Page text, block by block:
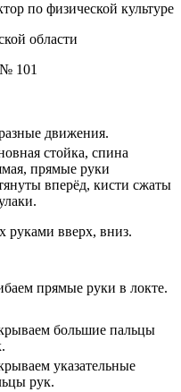
по физической культуре
области
101
движения.
стойка, спина
прямые руки
вперёд, кисти сжаты
руками вверх, вниз.
прямые руки в локте.
большие пальцы
указательные
рук.